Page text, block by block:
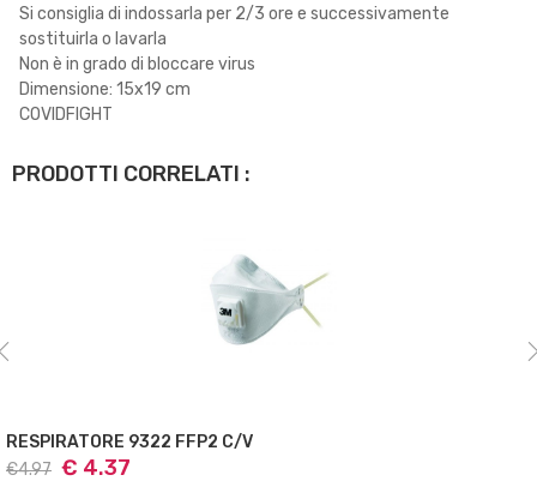
Si consiglia di indossarla per 2/3 ore e successivamente
sostituirla o lavarla
Non è in grado di bloccare virus
Dimensione: 15x19 cm
COVIDFIGHT
PRODOTTI CORRELATI :
RESPIRATORE 9322 FFP2 C/V
€4.97 € 4.37